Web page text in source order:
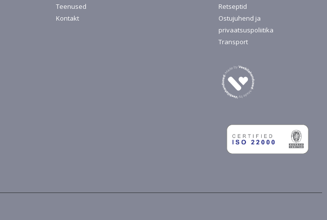
Teenused
Kontakt
Retseptid
Ostujuhend ja
privaatsuspoliitika
Transport